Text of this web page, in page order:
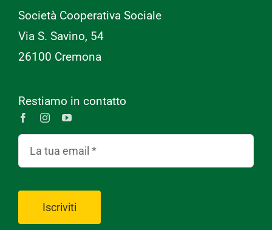
Società Cooperativa Sociale
Via S. Savino, 54
26100 Cremona
Restiamo in contatto
Iscriviti